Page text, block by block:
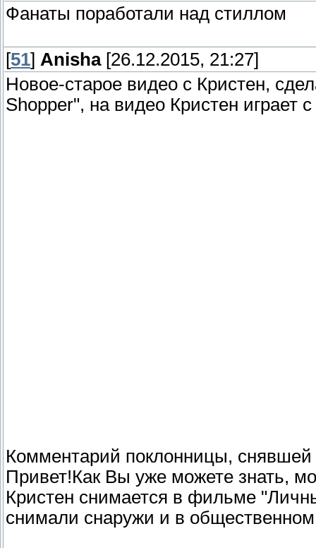
Фанаты поработали над стиллом
[51] Anisha[26.12.2015, 21:27]
Новое-старое видео с Кристен,
Shopper", на видео Кристен играет
Комментарий поклонницы, снявшей
Привет!Как Вы уже можете знать,
Кристен снимается в фильме
снимали снаружи и в